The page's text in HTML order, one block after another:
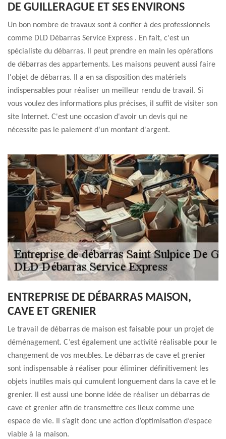
DE GUILLERAGUE ET SES ENVIRONS
Un bon nombre de travaux sont à confier à des professionnels
comme DLD Débarras Service Express . En fait, c'est un
spécialiste du débarras. Il peut prendre en main les opérations
de débarras des appartements. Les maisons peuvent aussi faire
l'objet de débarras. Il a en sa disposition des matériels
indispensables pour réaliser un meilleur rendu de travail. Si
vous voulez des informations plus précises, il suffit de visiter son
site Internet. C'est une occasion d'avoir un devis qui ne
nécessite pas le paiement d'un montant d'argent.
ENTREPRISE DE DÉBARRAS MAISON,
CAVE ET GRENIER
Le travail de débarras de maison est faisable pour un projet de
déménagement. C’est également une activité réalisable pour le
changement de vos meubles. Le débarras de cave et grenier
sont indispensable à réaliser pour éliminer définitivement les
objets inutiles mais qui cumulent longuement dans la cave et le
grenier. Il est aussi une bonne idée de réaliser un débarras de
cave et grenier afin de transmettre ces lieux comme une
espace de vie. Il s’agit donc une action d’optimisation d’espace
viable à la maison.